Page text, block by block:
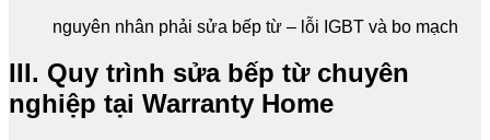
nguyên nhân phải sửa bếp từ – lỗi IGBT và bo mạch
III. Quy trình sửa bếp từ chuyên
nghiệp tại Warranty Home